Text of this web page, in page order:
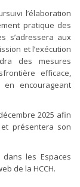
l’élaboration
pratique des
s’adressera aux
et l’exécution
des mesures
efficace,
encourageant
2025 afin
présentera son
les Espaces
de la HCCH.